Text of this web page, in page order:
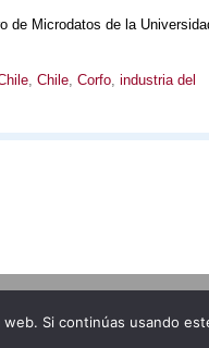
de Microdatos de la
, Chile, Corfo, industria del
Si continúas usando